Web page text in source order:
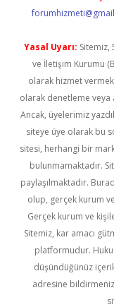
Yasal Uyarı: Sitemiz,
ve İletişim Kurumu
olarak hizmet
olarak denetleme veya
Ancak, üyelerimiz
siteye üye olarak bu
sitesi, herhangi bir
bulunmamaktadır.
paylaşılmaktadır.
olup, gerçek kurum
Gerçek kurum ve
Sitemiz, kar amacı
platformudur.
düşündüğünüz
adresine